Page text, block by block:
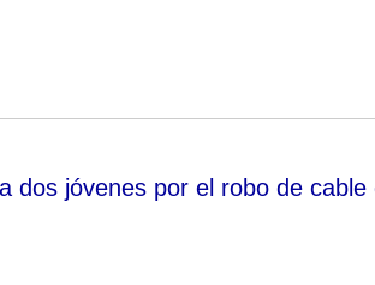
dos jóvenes por el robo de cable